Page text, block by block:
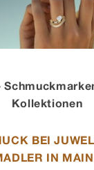
Kollektionen
BEI
IN